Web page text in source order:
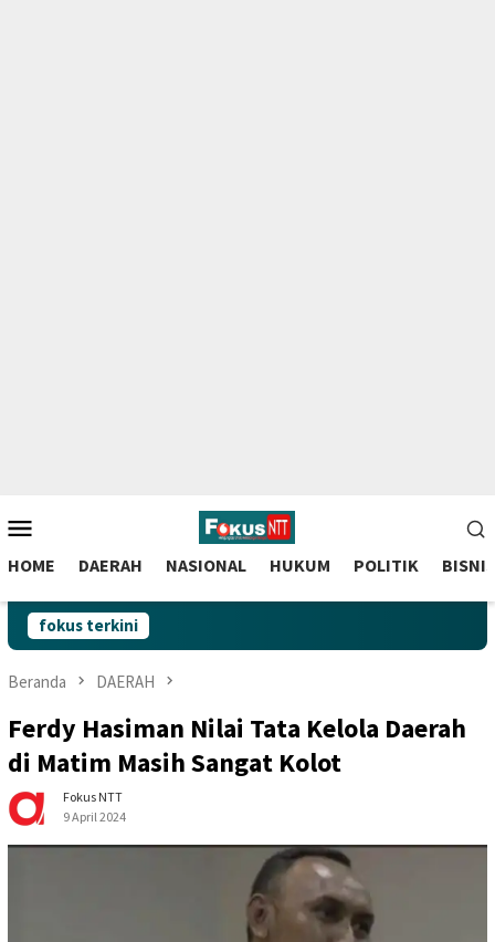
to
contentMobile
HOME DAERAH NASIONAL HUKUM POLITIK BISNIS
fokus terkini
Beranda DAERAH
Ferdy Hasiman Nilai Tata Kelola Daerah
di Matim Masih Sangat Kolot
Fokus NTT
9 April 2024